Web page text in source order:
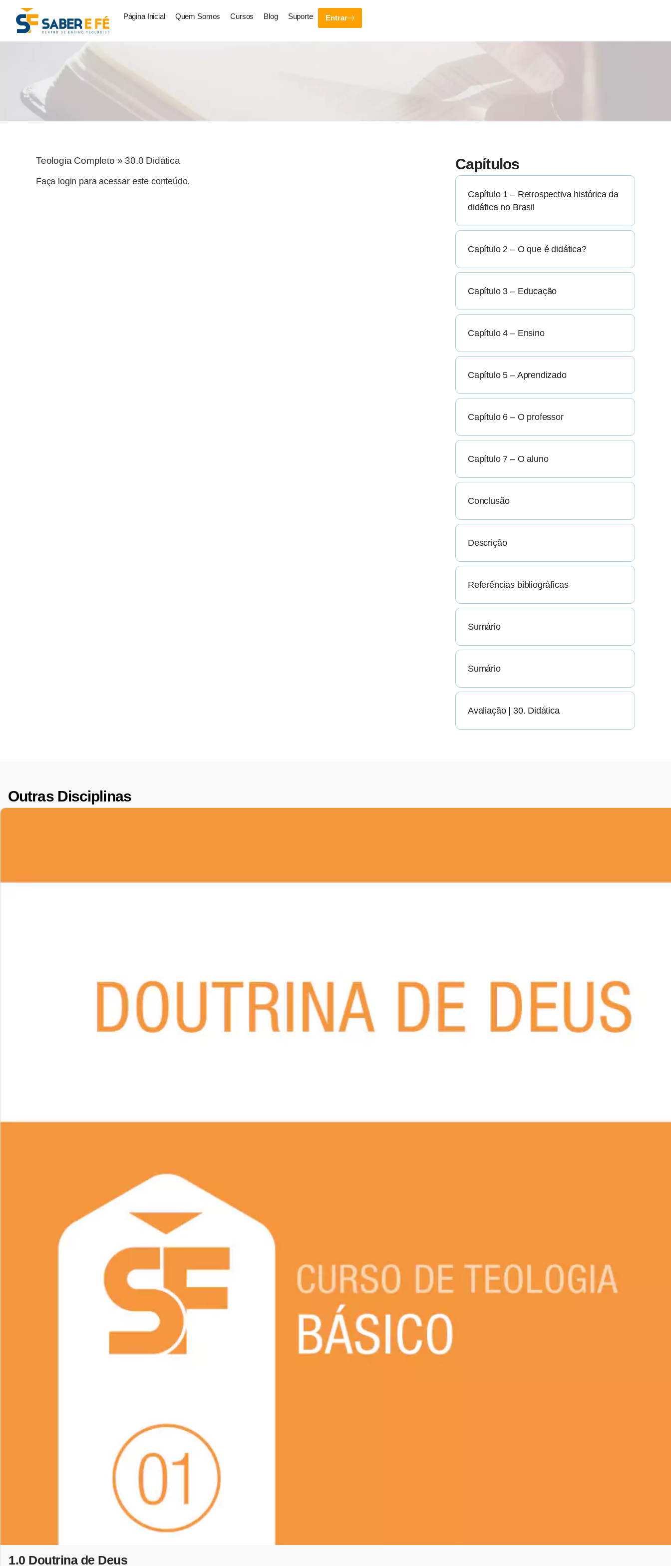
Página Inicial Quem Somos Cursos Blog Suporte Entrar
Teologia Completo » 30.0 Didática
Faça login para acessar este conteúdo.
Capítulos
Capítulo 1 – Retrospectiva histórica da
didática no Brasil
Capítulo 2 – O que é didática?
Capítulo 3 – Educação
Capítulo 4 – Ensino
Capítulo 5 – Aprendizado
Capítulo 6 – O professor
Capítulo 7 – O aluno
Conclusão
Descrição
Referências bibliográficas
Sumário
Sumário
Avaliação | 30. Didática
Outras Disciplinas
1.0 Doutrina de Deus